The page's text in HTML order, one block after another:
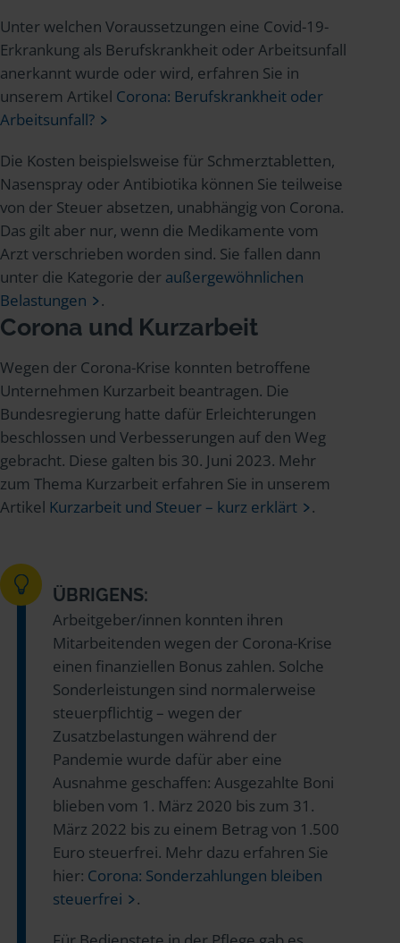
Unter welchen Voraussetzungen eine Covid-19-
Erkrankung als Berufskrankheit oder Arbeitsunfall
anerkannt wurde oder wird, erfahren Sie in
unserem Artikel Corona: Berufskrankheit oder
Arbeitsunfall?
Die Kosten beispielsweise für Schmerztabletten,
Nasenspray oder Antibiotika können Sie teilweise
von der Steuer absetzen, unabhängig von Corona.
Das gilt aber nur, wenn die Medikamente vom
Arzt verschrieben worden sind. Sie fallen dann
unter die Kategorie der außergewöhnlichen
Belastungen
.
Corona und Kurzarbeit
Wegen der Corona-Krise konnten betroffene
Unternehmen Kurzarbeit beantragen. Die
Bundesregierung hatte dafür Erleichterungen
beschlossen und Verbesserungen auf den Weg
gebracht. Diese galten bis 30. Juni 2023. Mehr
zum Thema Kurzarbeit erfahren Sie in unserem
Artikel Kurzarbeit und Steuer – kurz erklärt .
ÜBRIGENS:
Arbeitgeber/innen konnten ihren
Mitarbeitenden wegen der Corona-Krise
einen finanziellen Bonus zahlen. Solche
Sonderleistungen sind normalerweise
steuerpflichtig – wegen der
Zusatzbelastungen während der
Pandemie wurde dafür aber eine
Ausnahme geschaffen: Ausgezahlte Boni
blieben vom 1. März 2020 bis zum 31.
März 2022 bis zu einem Betrag von 1.500
Euro steuerfrei. Mehr dazu erfahren Sie
hier: Corona: Sonderzahlungen bleiben
steuerfrei
.